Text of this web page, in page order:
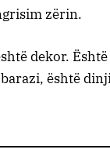
zërin.
dekor.
është